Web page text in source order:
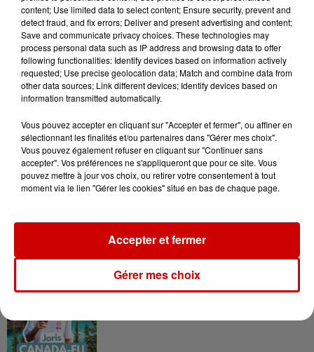
Destination Vacances : inscrivez-
vous !
Podcasts Voir plus
Kelly Massol, figure
Aménager un school bus au
Canada et accueillir les bleus à
content; Use limited data to select content; Ensure security, prevent and
detect fraud, and fix errors; Deliver and present advertising and content;
Save and communicate privacy choices. These technologies may
process personal data such as IP address and browsing data to offer
following functionalities: Identify devices based on information actively
requested; Use precise geolocation data; Match and combine data from
other data sources; Link different devices; Identify devices based on
information transmitted automatically.
Vous pouvez accepter en cliquant sur "Accepter et fermer", ou affiner en
sélectionnant les finalités et/ou partenaires dans "Gérer mes choix".
Vous pouvez également refuser en cliquant sur "Continuer sans
accepter". Vos préférences ne s'appliqueront que pour ce site. Vous
pouvez mettre à jour vos choix, ou retirer votre consentement à tout
moment via le lien "Gérer les cookies" situé en bas de chaque page.
Gérer mes choix
Accepter et fermer